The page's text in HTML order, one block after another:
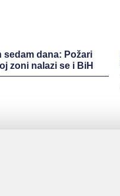
sedam dana: Požari
zoni nalazi se i BiH